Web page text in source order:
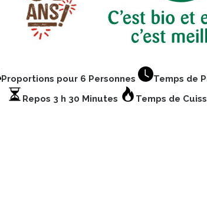
Proportions pour 6 Personnes
Temps de
Repos 3 h 30 Minutes
Temps de